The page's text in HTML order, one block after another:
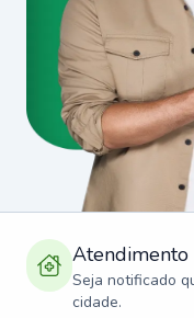
Atendimento
Seja notificado
cidade.